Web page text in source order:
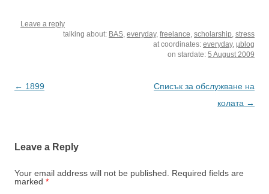
да намираш време и
начин да пишеш. Владо
Leave a reply
talking about: BAS everyday, freelance scholarship stress
at coordinates: everyday, µblog
on stardate: 5 August 2009
Post
← 1899
Списък за обслужване на
колата →
Leave a Reply
Your email address will not be published.
Required fields are
marked *